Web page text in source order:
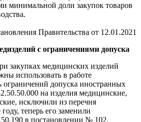
минимальной доли закупок товаров
Правительства от 12.01.2021
с ограничениями допуска
закупках медицинских изделий
использовать в работе
ограничений допуска иностранных
на изделия медицинские,
исключили из перечня
теперь его заменили
в постановлении № 102.